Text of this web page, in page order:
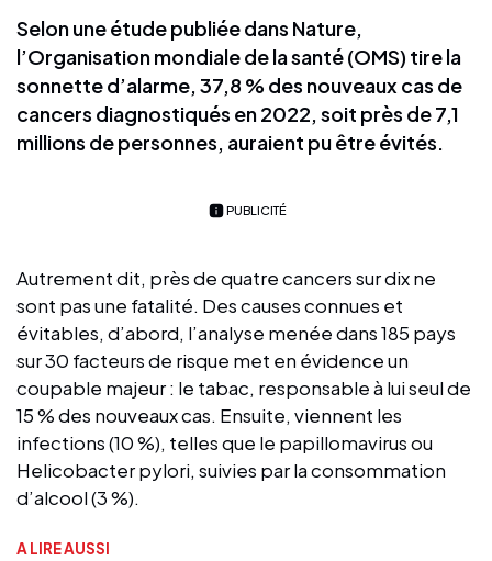
Selon une étude publiée dans Nature,
l’Organisation mondiale de la santé (OMS) tire la
sonnette d’alarme, 37,8 % des nouveaux cas de
cancers diagnostiqués en 2022, soit près de 7,1
millions de personnes, auraient pu être évités.
PUBLICITÉ
Autrement dit, près de quatre cancers sur dix ne
sont pas une fatalité. Des causes connues et
évitables, d’abord, l’analyse menée dans 185 pays
sur 30 facteurs de risque met en évidence un
coupable majeur : le tabac, responsable à lui seul de
15 % des nouveaux cas. Ensuite, viennent les
infections (10 %), telles que le papillomavirus ou
Helicobacter pylori, suivies par la consommation
d’alcool (3 %).
A LIRE AUSSI